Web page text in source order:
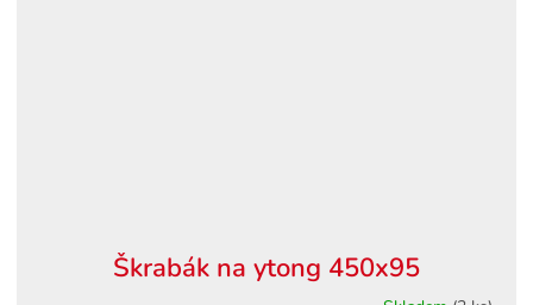
Škrabák na ytong 450x95